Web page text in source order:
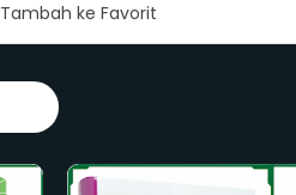
Tambah ke Favorit